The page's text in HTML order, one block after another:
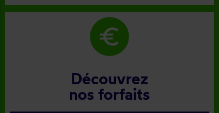
euro
Découvrez
nos forfaits